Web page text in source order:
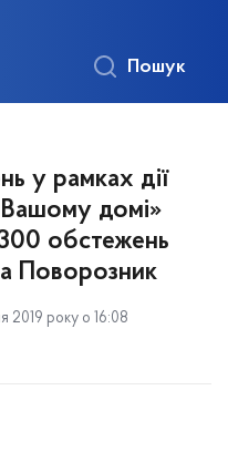
Пошук
у рамках дії
домі»
обстежень
Поворозник
2019 року о 16:08